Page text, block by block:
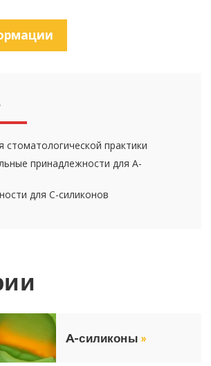
сто­ма­то­ло­ги­че­ской прак­ти­ки
при­над­леж­но­сти для А-​
для С-​силиконов
A-​силиконы »